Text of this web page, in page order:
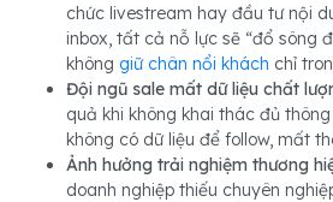
chức livestream hay đầu tư nội
inbox, tất cả nỗ lực sẽ “đổ sông
không giữ chân nổi khách chỉ
Đội ngũ sale mất dữ liệu chất
quả khi không khai thác đủ
không có dữ liệu để follow, mất
Ảnh hưởng trải nghiệm thương
doanh nghiệp thiếu chuyên